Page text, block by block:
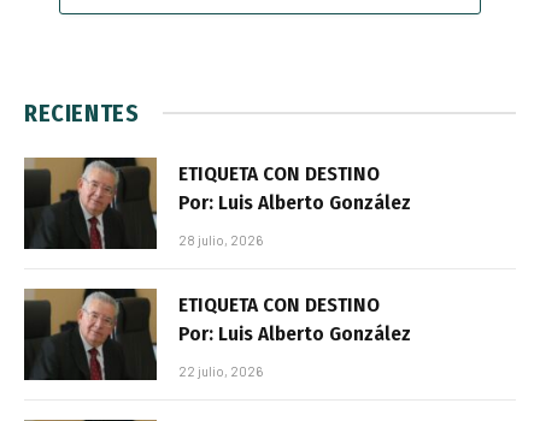
RECIENTES
ETIQUETA CON DESTINO
Por: Luis Alberto González
28 julio, 2026
ETIQUETA CON DESTINO
Por: Luis Alberto González
22 julio, 2026